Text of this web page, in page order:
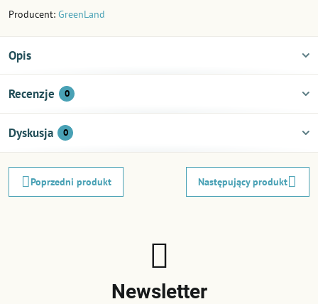
Producent: GreenLand
Opis
Recenzje 0
Dyskusja 0
Poprzedni produkt Następujący produkt
Newsletter